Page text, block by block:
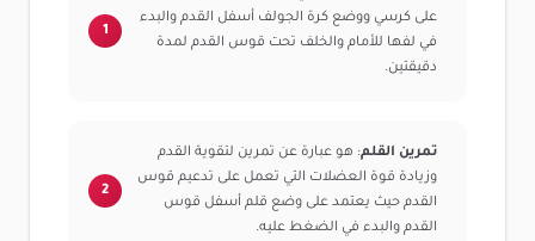
على كرسي ووضع كرة الجولف أسفل القدم والبدء
في لفها للأمام والخلف تحت قوس القدم لمدة
دقيقتين.
تمرين القلم: هو عبارة عن تمرين لتقوية القدم
وزيادة قوة العضلات التي تعمل على تدعيم قوس
القدم حيث يعتمد على وضع قلم أسفل قوس
القدم والبدء في الضغط عليه.